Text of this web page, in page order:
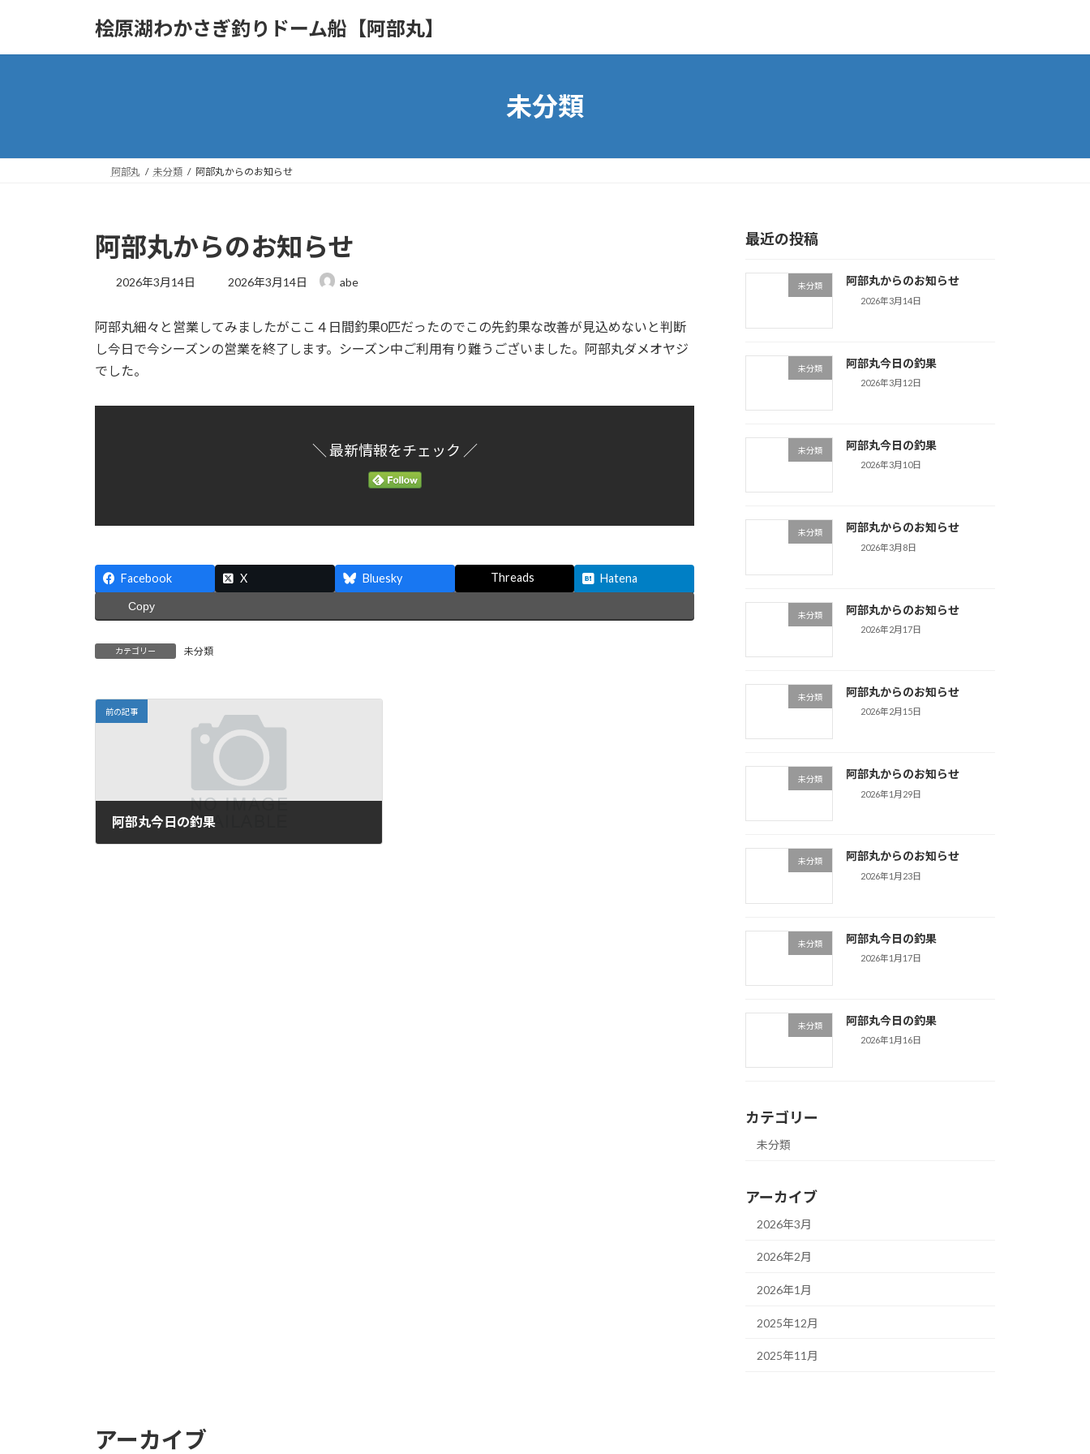
桧原湖わかさぎ釣りドーム船【阿部丸】
未分類
阿部丸 未分類 阿部丸からのお知らせ
阿部丸からのお知らせ
2026年3月14日
最
新
日
時
2026年3月14日 abe
阿部丸細々と営業してみましたがここ４日間釣果0匹だったのでこの先釣果な改善が見込めないと判断
し今日で今シーズンの営業を終了します。シーズン中ご利用有り難うございました。阿部丸ダメオヤジ
でした。
＼ 最新情報をチェック ／
Facebook X Bluesky Threads Hatena
Copy
カテゴリー 未分類
前の記事
阿部丸今日の釣果
最近の投稿
未分類 阿部丸からのお知らせ
2026年3月14日
未分類 阿部丸今日の釣果
2026年3月12日
未分類 阿部丸今日の釣果
2026年3月10日
未分類 阿部丸からのお知らせ
2026年3月8日
未分類 阿部丸からのお知らせ
2026年2月17日
未分類 阿部丸からのお知らせ
2026年2月15日
未分類 阿部丸からのお知らせ
2026年1月29日
未分類 阿部丸からのお知らせ
2026年1月23日
未分類 阿部丸今日の釣果
2026年1月17日
未分類 阿部丸今日の釣果
2026年1月16日
カテゴリー
未分類
アーカイブ
2026年3月
2026年2月
2026年1月
2025年12月
2025年11月
アーカイブ